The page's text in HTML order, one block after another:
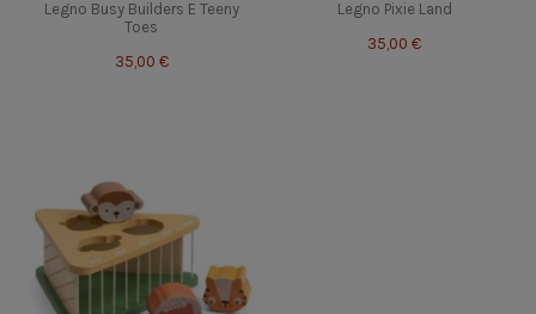
Legno Busy Builders E Teeny
Toes
35,00 €
Legno Pixie Land
35,00 €